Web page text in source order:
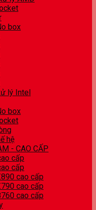
box
lý Intel
box
hệ
- CAO CẤP
cấp
cấp
cao cấp
cao cấp
cao cấp